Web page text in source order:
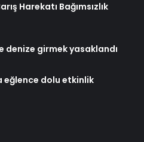
Harekatı Bağımsızlık
denize girmek yasaklandı
eğlence dolu etkinlik